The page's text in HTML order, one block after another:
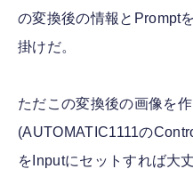
の変換後の情報とPrompt
掛けだ。
ただこの変換後の画像を
(AUTOMATIC1111の
をInputにセットすれば大